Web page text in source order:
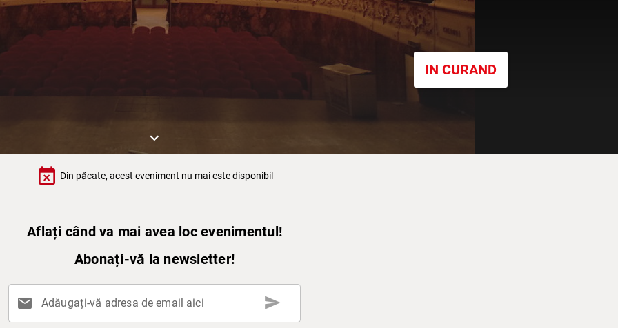
IN CURAND
keyboard_arrow_down
event_busy Din păcate, acest eveniment nu mai este disponibil
Aflați când va mai avea loc evenimentul!
Abonați-vă la newsletter!
mail Adăugați-vă adresa de email aici send